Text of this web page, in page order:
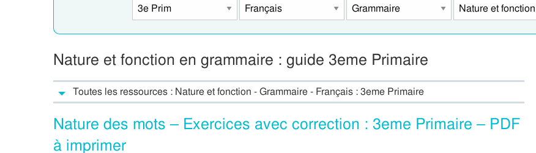
Nature et fonction en grammaire : guide 3eme Primaire
Toutes les ressources : Nature et fonction - Grammaire - Français : 3eme Primaire
Nature des mots – Exercices avec correction : 3eme Primaire – PDF
à imprimer